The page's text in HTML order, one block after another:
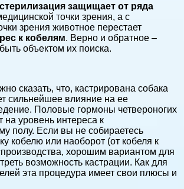
стерилизация защищает от ряда
точки зрения, а с
зрения животное перестает
к кобелям. Верно и обратное –
объектом их поиска.
сказать, что, кастрирована собака
сильнейшее влияние на ее
Половые гормоны четвероногих
уровень интереса к
полу. Если вы не собираетесь
кобелю или наоборот (от кобеля к
хорошим вариантом для
возможность кастрации. Как для
эта процедура имеет свои плюсы и